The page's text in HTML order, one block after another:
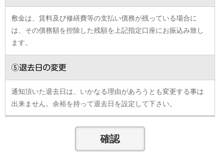
敷金は、賃料及び修繕費等の支払い債務が残っている場合に
は、その債務額を控除した残額を上記指定口座にお振込み致し
ます。
⑤退去日の変更
通知頂いた退去日は、いかなる理由があろうとも変更する事は
出来ません。余裕を持って退去日を設定して下さい。